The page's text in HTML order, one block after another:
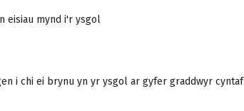
eisiau mynd i'r ysgol
i chi ei brynu yn yr ysgol ar gyfer graddwyr cyntaf